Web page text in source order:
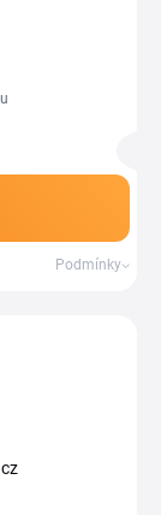
Podmínky